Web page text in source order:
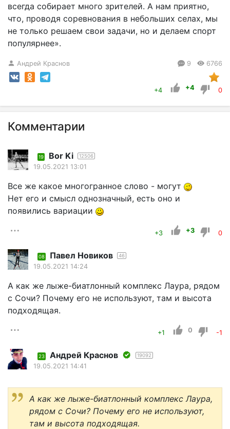
всегда собирает много зрителей. А нам приятно,
что, проводя соревнования в небольших селах, мы
не только решаем свои задачи, но и делаем спорт
популярнее».
Андрей Краснов 9 6766
+4 +4 0
Комментарии
19 Bor Ki 12506
19.05.2021 13:01
Все же какое многогранное слово - могут
Нет его и смысл однозначный, есть оно и
появились вариации
+3 +3 0
08 Павел Новиков 46
19.05.2021 14:24
А как же лыже-биатлонный комплекс Лаура, рядом
с Сочи? Почему его не используют, там и высота
подходящая.
+1 0 -1
23 Андрей Краснов 19092
19.05.2021 14:41
А как же лыже-биатлонный комплекс Лаура,
рядом с Сочи? Почему его не используют,
там и высота подходящая.